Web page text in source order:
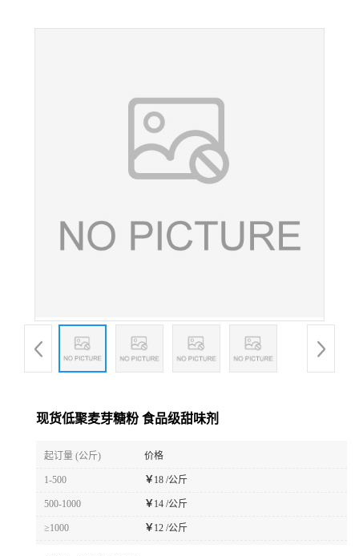
现货低聚麦芽糖粉 食品级甜味剂
起订量 (公斤) 价格
1-500 ￥ 18 /公斤
500-1000 ￥ 14 /公斤
≥1000 ￥ 12 /公斤